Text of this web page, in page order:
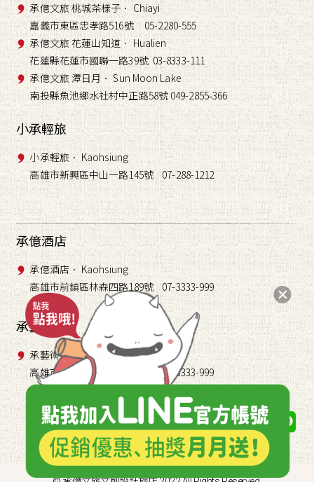
承億文旅 桃城茶樣子． Chiayi
嘉義市東區忠孝路516號 05-2280-555
承億文旅 花蓮山知道． Hualien
花蓮縣花蓮市國聯一路39號 03-8333-111
承億文旅 潭日月． Sun Moon Lake
南投縣魚池鄉水社村中正路58號 049-2855-366
小承輕旅
小承輕旅． Kaohsiung
高雄市新興區中山一路145號 07-288-1212
承億酒店
承億酒店． Kaohsiung
高雄市前鎮區林森四路189號 07-3333-999
承藝術
承藝術． TAI Gallery
高雄市前鎮區林森四路189號 07-3333-999
關注我們